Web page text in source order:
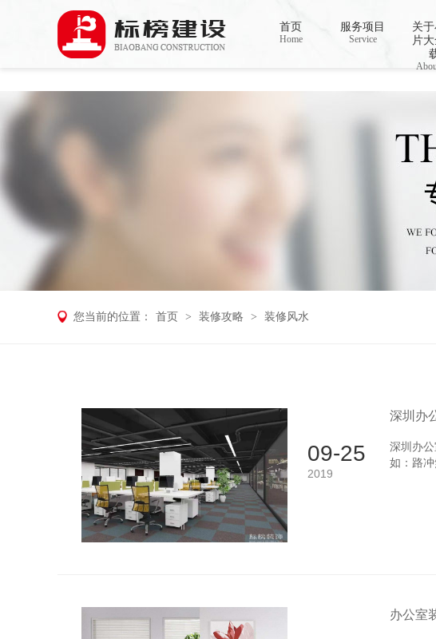
小黄片大全下载,小黄片应用下载,小黄片短视频,下载
首页
Home
服务项目
Service
关
片
您当前的位置： 首页 > 装修攻略 > 装修风水
09-25
2019
深圳办
深圳办公
如：路
办公室